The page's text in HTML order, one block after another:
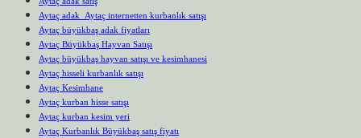
Aytaç adak Aytaç internetten kurbanlık satışı
Aytaç büyükbaş adak fiyatları
Aytaç Büyükbaş Hayvan Satışı
Aytaç büyükbaş hayvan satışı ve kesimhanesi
Aytaç hisseli kurbanlık satışı
Aytaç Kesimhane
Aytaç kurban hisse satışı
Aytaç kurban kesim yeri
Aytaç Kurbanlık Büyükbaş satış fiyatı